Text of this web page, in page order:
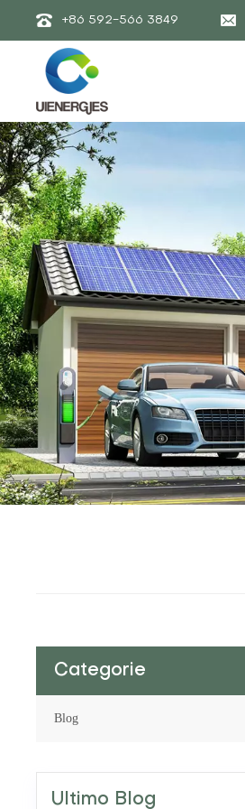
+86 592-566 3849
Categorie
Blog
Ultimo Blog